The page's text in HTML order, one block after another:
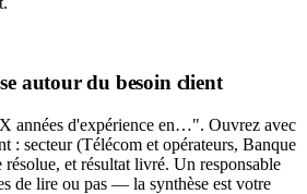
autour du besoin client
années d'expérience en…". Ouvrez avec
: secteur (Télécom et opérateurs, Banque
et résultat livré. Un responsable
de lire ou pas — la synthèse est votre